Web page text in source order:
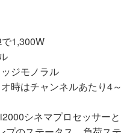
1,300W
ジモノラル
時はチャンネルあたり4～
シネマプロセッサーと